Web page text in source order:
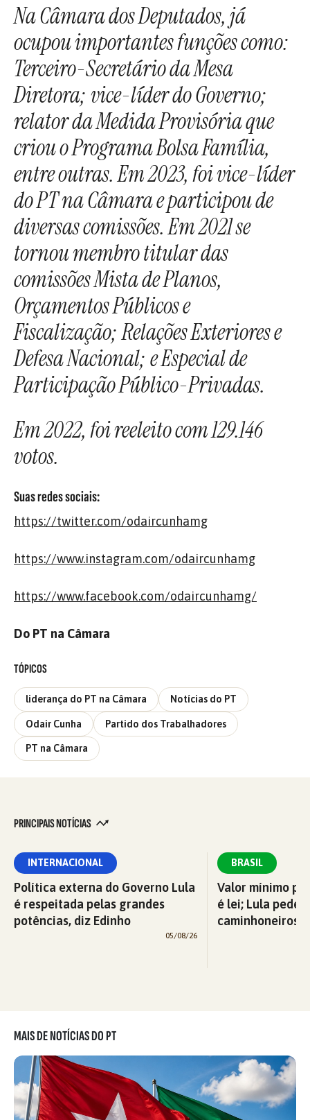
Na Câmara dos Deputados, já
ocupou importantes funções como:
Terceiro-Secretário da Mesa
Diretora; vice-líder do Governo;
relator da Medida Provisória que
criou o Programa Bolsa Família,
entre outras. Em 2023, foi vice-líder
do PT na Câmara e participou de
diversas comissões. Em 2021 se
tornou membro titular das
comissões Mista de Planos,
Orçamentos Públicos e
Fiscalização; Relações Exteriores e
Defesa Nacional; e Especial de
Participação Público-Privadas.
Em 2022, foi reeleito com 129.146
votos.
Suas redes sociais:
https://twitter.com/odaircunhamg
https://www.instagram.com/odaircunhamg
https://www.facebook.com/odaircunhamg/
Do PT na Câmara
TÓPICOS
liderança do PT na Câmara Notícias do PT
Odair Cunha Partido dos Trabalhadores
PT na Câmara
PRINCIPAIS NOTÍCIAS
INTERNACIONAL
Política externa do Governo Lula
é respeitada pelas grandes
potências, diz Edinho
05/08/26
BRASIL
Valor mínimo
é lei; Lula pede
caminhoneiros
MAIS DE NOTÍCIAS DO PT